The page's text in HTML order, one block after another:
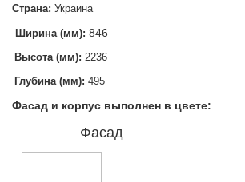
Страна: Украина
Ширина (мм): 846
Высота (мм): 2236
Глубина (мм): 495
Фасад и корпус выполнен в цвете:
Фасад